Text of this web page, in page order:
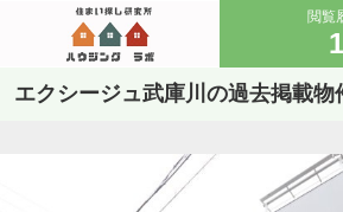
閲覧
1
エクシージュ武庫川の過去掲載物